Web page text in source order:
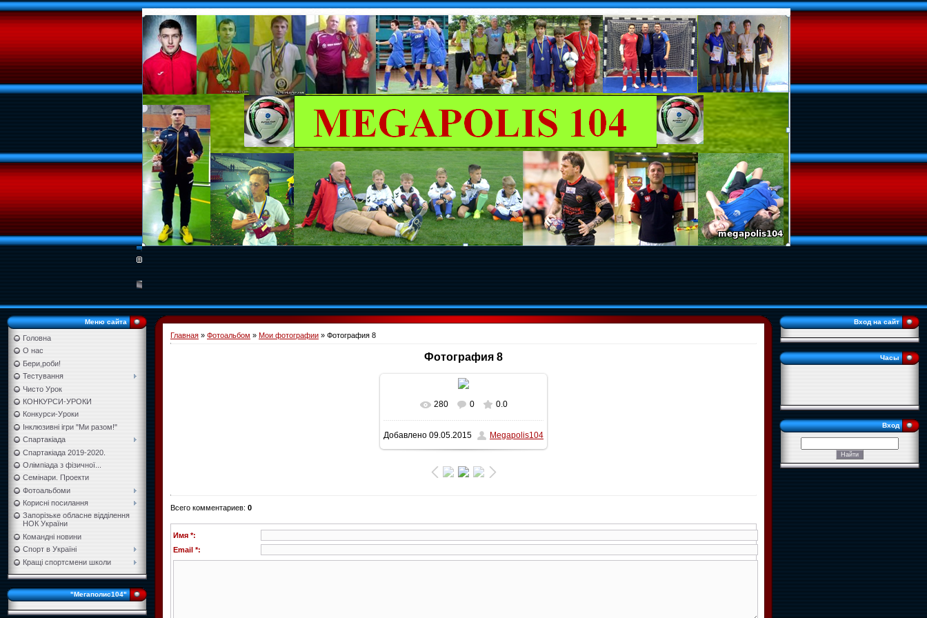
Меню сайта
Головна
О нас
Бери,роби!
Тестування
Чисто Урок
КОНКУРСИ-УРОКИ
Конкурси-Уроки
Інклюзивні ігри "Ми разом!"
Спартакіада
Спартакіада 2019-2020.
Олімпіада з фізичної...
Семінари. Проекти
Фотоальбоми
Корисні посилання
Запорізьке обласне відділення
НОК України
Командні новини
Спорт в Україні
Кращі спортсмени школи
"Мегаполис104"
Главная » Фотоальбом » Мои фотографии » Фотография 8
Фотография 8
В реальном размере 1600x1200
427.7Kb
280 0 0.0
Добавлено 09.05.2015 Megapolis104
Всего комментариев: 0
Имя *:
Email *:
Вход на сайт
Часы
Вход